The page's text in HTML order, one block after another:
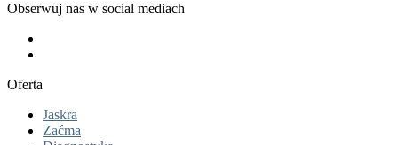
Obserwuj nas w social mediach
Oferta
Jaskra
Zaćma